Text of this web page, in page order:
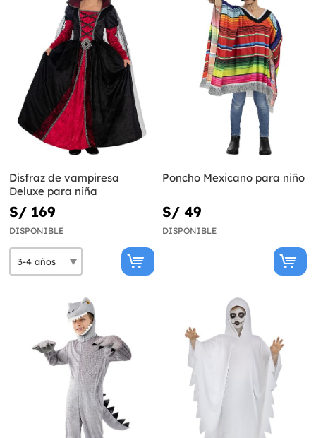
Disfraz de vampiresa
Deluxe para niña
S/ 169
DISPONIBLE
Poncho Mexicano para niño
S/ 49
DISPONIBLE